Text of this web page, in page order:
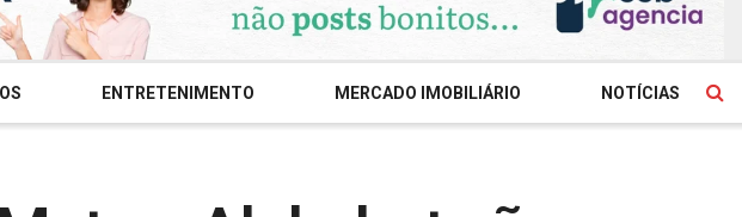
ENTRETENIMENTO MERCADO IMOBILIÁRIO NOTÍCIAS